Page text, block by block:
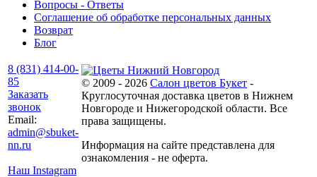
Вопросы - Ответы
Соглашение об обработке персональных данных
Возврат
Блог
8 (831) 414-00-
85
Заказать
звонок
Email:
admin@sbuket-
nn.ru
Наш Instagram
© 2009 - 2026 Салон цветов Букет -
Круглосуточная доставка цветов в Нижнем
Новгороде и Нижегородской области. Все
права защищены.
Информация на сайте представлена для
ознакомления - не оферта.